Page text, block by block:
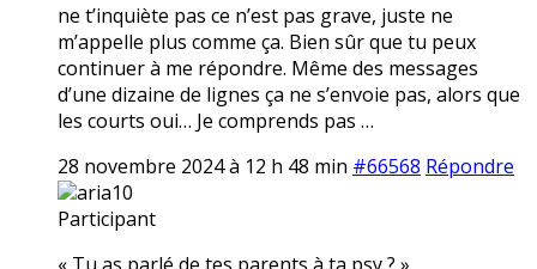
ne t’inquiète pas ce n’est pas grave, juste ne
m’appelle plus comme ça. Bien sûr que tu peux
continuer à me répondre. Même des messages
d’une dizaine de lignes ça ne s’envoie pas, alors que
les courts oui… Je comprends pas …
28 novembre 2024 à 12 h 48 min #66568 Répondre
aria10
Participant